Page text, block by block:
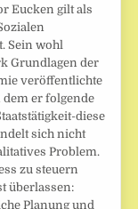
Eucken gilt als
Sein wohl
Grundlagen der
veröffentlichte
dem er folgende
diese
sich nicht
Problem.
zu steuern
überlassen:
Planung und